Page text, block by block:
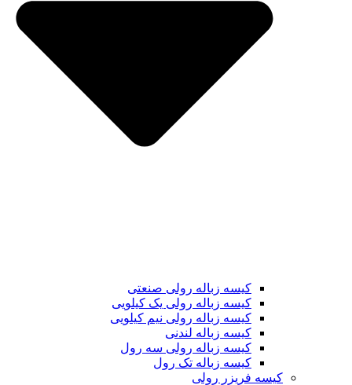
کیسه زباله رولی صنعتی
کیسه زباله رولی یک کیلویی
کیسه زباله رولی نیم کیلویی
کیسه زباله لندنی
کیسه زباله رولی سه رول
کیسه زباله تک رول
کیسه فریزر رولی